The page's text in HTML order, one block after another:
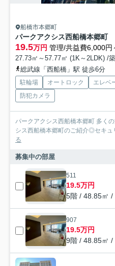
船橋市本郷町
パークアクシス西船橋本郷町
19.5万円 管理/共益費6,000円
27.73㎡～57.77㎡ (1K～2LDK) /
総武線「西船橋」駅 徒歩6分
駐輪場 オートロック エレベ
防犯カメラ
パークアクシス西船橋本郷町 多く
シス西船橋本郷町のご紹介◎セキュ
る
募集中の部屋
511
19.5万円
5階 / 48.85㎡ /
907
19.5万円
9階 / 48.85㎡ /